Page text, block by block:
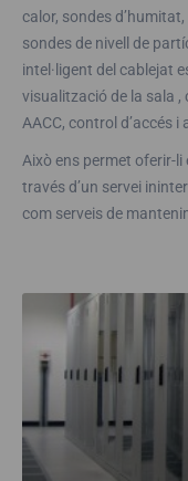
calor, sondes
sondes de nivell de
intel·ligent del cablejat
visualització de la sala ,
AACC, control d’accés i
Això ens permet oferir-li
través d’un servei
com serveis de